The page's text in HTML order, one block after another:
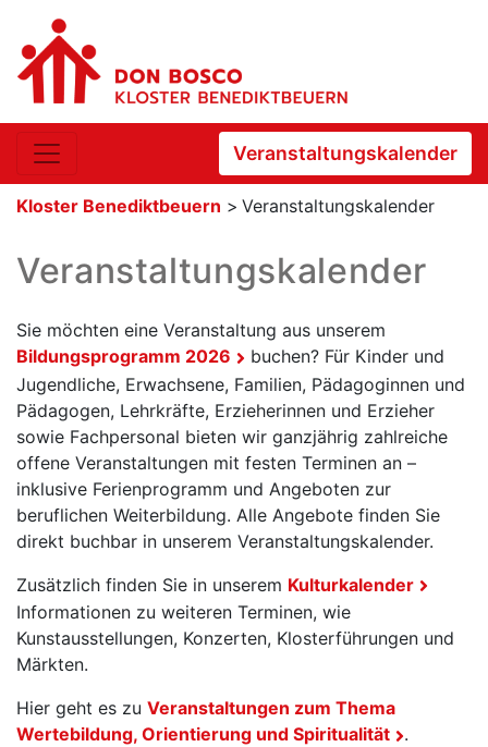
Veranstaltungskalender
Kloster Benediktbeuern > Veranstaltungskalender
Veranstaltungskalender
Sie möchten eine Veranstaltung aus unserem
Bildungsprogramm 2026
buchen? Für Kinder und
Jugendliche, Erwachsene, Familien, Pädagoginnen und
Pädagogen, Lehrkräfte, Erzieherinnen und Erzieher
sowie Fachpersonal bieten wir ganzjährig zahlreiche
offene Veranstaltungen mit festen Terminen an –
inklusive Ferienprogramm und Angeboten zur
beruflichen Weiterbildung. Alle Angebote finden Sie
direkt buchbar in unserem Veranstaltungskalender.
Zusätzlich finden Sie in unserem Kulturkalender
Informationen zu weiteren Terminen, wie
Kunstausstellungen, Konzerten, Klosterführungen und
Märkten.
Hier geht es zu Veranstaltungen zum Thema
Wertebildung, Orientierung und Spiritualität
.